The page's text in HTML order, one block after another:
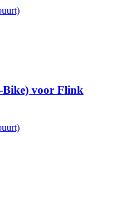
Bike) voor Flink